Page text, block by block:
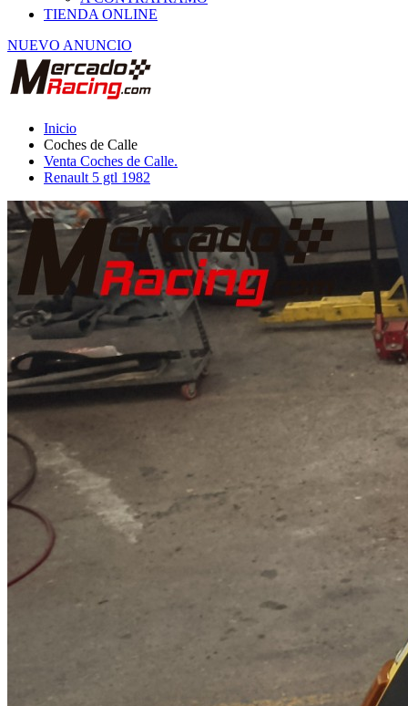
NUEVO ANUNCIO
Coches de Calle
Venta Coches de Calle.
Renault 5 gtl 1982